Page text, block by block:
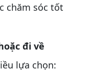
chăm sóc tốt
đi về
lựa chọn: